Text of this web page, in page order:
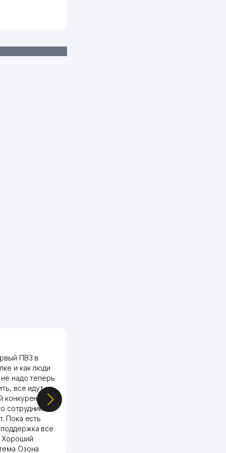
ПВЗ в
и как люди
надо теперь
все идут ко
конкуренции.
сотрудника,
Пока есть
все
Хороший
Озона